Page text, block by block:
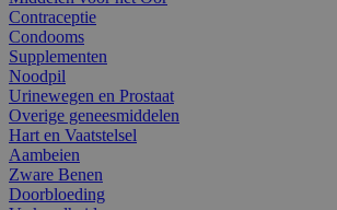
Contraceptie
Condooms
Supplementen
Noodpil
Urinewegen en Prostaat
Overige geneesmiddelen
Hart en Vaatstelsel
Aambeien
Zware Benen
Doorbloeding